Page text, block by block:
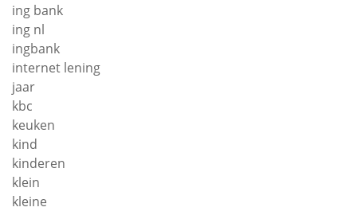
ing bank
ing nl
ingbank
internet lening
jaar
kbc
keuken
kind
kinderen
klein
kleine